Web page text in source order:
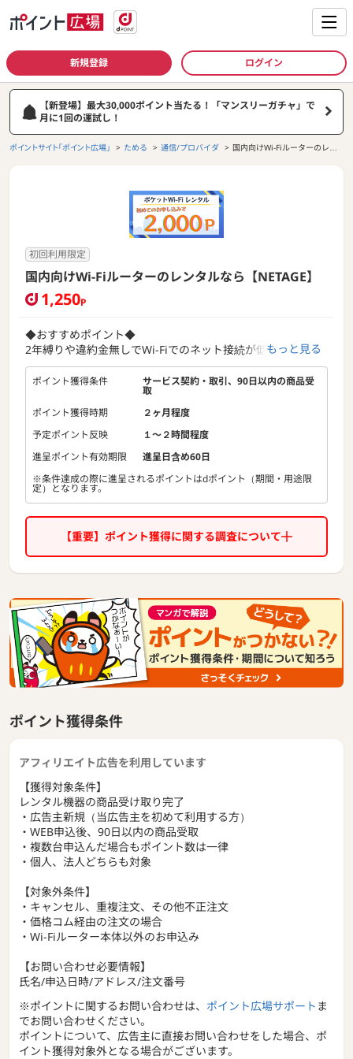
新規登録 ログイン
【新登場】最大30,000ポイント当たる！「マンスリーガチャ」で
月に1回の運試し！
ポイントサイト「ポイント広場」 ためる 通信/プロバイダ
国内向けWi-Fiルーターのレン
初回利用限定
国内向けWi-Fiルーターのレンタルなら【NETAGE】
1,250P
◆おすすめポイント◆
2年縛りや違約金無しでWi-Fiでのネット接続が低価格で直ぐ
にレンタルできます。 もちろん初期費用・事務手数料は無
料。 面倒な手続きが不要でWEBからの申し込みで、最短翌日
から利用可能。 利用後は全国の郵便ポストへ投函するだけで
返却 OK！
・1日からレンタル可能で、料金も1日あたり数十円の商品も
あります。
回線と 多様なWi-Fiルーターをご用意しています。
・通信容量も1日3GBから無制限のものまで幅広くユーザー
のニーズに対応可能！
・安心保障サービスありで安心してレンタル可能。
・店頭受取可能。ポスト投函で返却可能！店舗レンタルにも
対応可能です！
・ 縛りや違約金といった負担もなく、利用したいときに利用
ズナブルに抑えていることから、 短期の利用だけでなく長期
利用の方も少なくありません。
もっと見る
ポイント獲得条件 サービス契約・取引、90日以内の商品受
取
ポイント獲得時期
２ヶ月程度
予定ポイント反映
１〜２時間程度
進呈ポイント有効期限
進呈日含め60日
※条件達成の際に進呈されるポイントはdポイント（期間・用途限
定）となります。
【重要】ポイント獲得に関する調査について
ポイント獲得条件
アフィリエイト広告を利用しています
【獲得対象条件】
レンタル機器の商品受け取り完了
・広告主新規（当広告主を初めて利用する方）
・WEB申込後、90日以内の商品受取
・複数台申込んだ場合もポイント数は一律
・個人、法人どちらも対象
【対象外条件】
・キャンセル、重複注文、その他不正注文
・価格コム経由の注文の場合
・Wi-Fiルーター本体以外のお申込み
【お問い合わせ必要情報】
氏名/申込日時/アドレス/注文番号
※ポイントに関するお問い合わせは、 ポイント広場サポート ま
でお問い合わせください。
ポイントについて、広告主に直接お問い合わせをした場合、ポ
イント獲得対象外となる場合がございます。